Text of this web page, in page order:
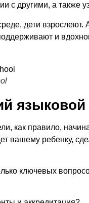
с другими, а также
дети
и
языковой
как правило,
вашему ребенку,
ключевых